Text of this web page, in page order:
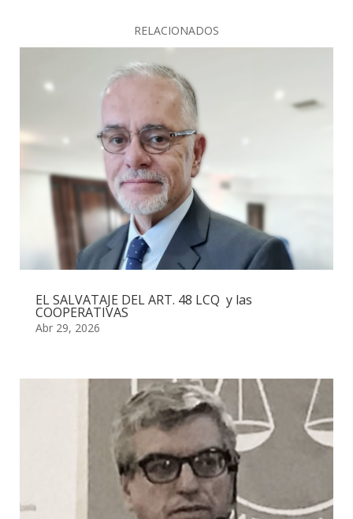
RELACIONADOS
EL SALVATAJE DEL ART. 48 LCQ y las
COOPERATIVAS
Abr 29, 2026